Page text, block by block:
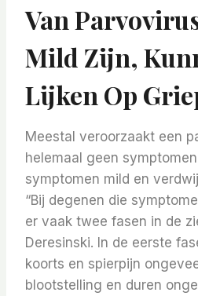
Van
Mild Zijn,
Lijken Op
Meestal veroorzaakt een
helemaal geen
symptomen mild en
“Bij degenen die
er vaak twee fasen in de
Deresinski. In de eerste
koorts en spierpijn
blootstelling en duren